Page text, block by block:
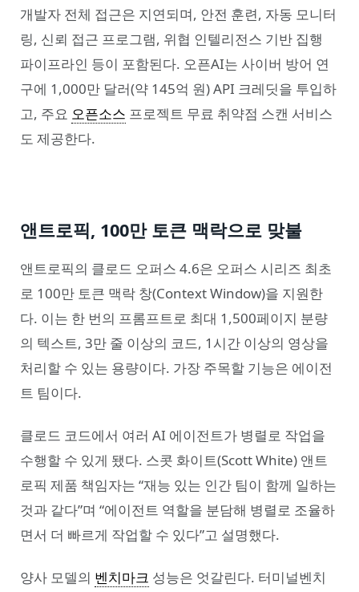
개발자 전체 접근은 지연되며, 안전 훈련, 자동 모니터
링, 신뢰 접근 프로그램, 위협 인텔리전스 기반 집행
파이프라인 등이 포함된다. 오픈AI는 사이버 방어 연
구에 1,000만 달러(약 145억 원) API 크레딧을 투입하
고, 주요 오픈소스 프로젝트 무료 취약점 스캔 서비스
도 제공한다.
앤트로픽, 100만 토큰 맥락으로 맞불
앤트로픽의 클로드 오퍼스 4.6은 오퍼스 시리즈 최초
로 100만 토큰 맥락 창(Context Window)을 지원한
다. 이는 한 번의 프롬프트로 최대 1,500페이지 분량
의 텍스트, 3만 줄 이상의 코드, 1시간 이상의 영상을
처리할 수 있는 용량이다. 가장 주목할 기능은 에이전
트 팀이다.
클로드 코드에서 여러 AI 에이전트가 병렬로 작업을
수행할 수 있게 됐다. 스콧 화이트(Scott White) 앤트
로픽 제품 책임자는 “재능 있는 인간 팀이 함께 일하는
것과 같다”며 “에이전트 역할을 분담해 병렬로 조율하
면서 더 빠르게 작업할 수 있다”고 설명했다.
양사 모델의 벤치마크 성능은 엇갈린다. 터미널벤치